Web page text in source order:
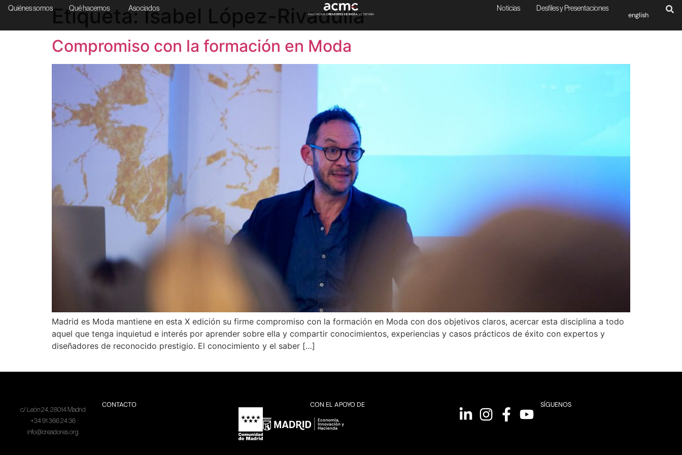
Quiénes somos Qué hacemos Asociados Noticias Desfiles y Presentaciones
english
Etiqueta:Isabel López-Rivadulla
Compromiso con la formación en Moda
Madrid es Moda mantiene en esta X edición su firme compromiso con la formación en Moda con dos objetivos claros, acercar esta disciplina a todo
aquel que tenga inquietud e interés por aprender sobre ella y compartir conocimientos, experiencias y casos prácticos de éxito con expertos y
diseñadores de reconocido prestigio. El conocimiento y el saber […]
CONTACTO
c/ León 24, 28014 Madrid
+34 91 366 24 36
info@creadores.org
CON EL APOYO DE SÍGUENOS